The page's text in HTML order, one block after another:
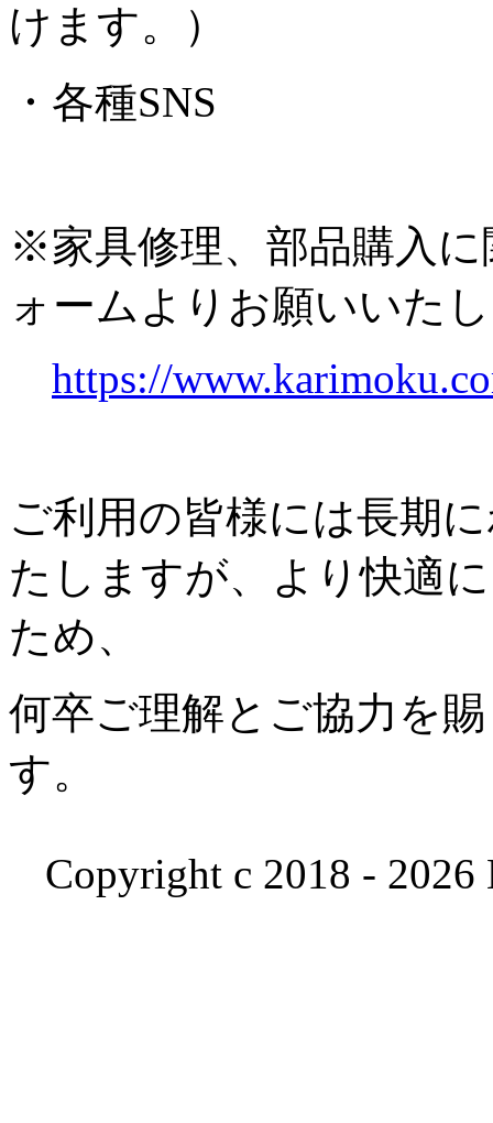
けます。）
・各種SNS
※家具修理、部品購入
ォームよりお願いいた
https://
ご利用の皆様には長期
たしますが、より快適
ため、
何卒ご理解とご協力を
す。
Copyright c 2018 -